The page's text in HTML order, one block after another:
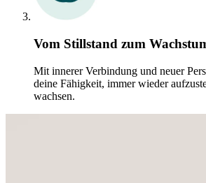
Vom Stillstand zum
Mit innerer Verbindung und neuer
deine Fähigkeit, immer wieder
wachsen.